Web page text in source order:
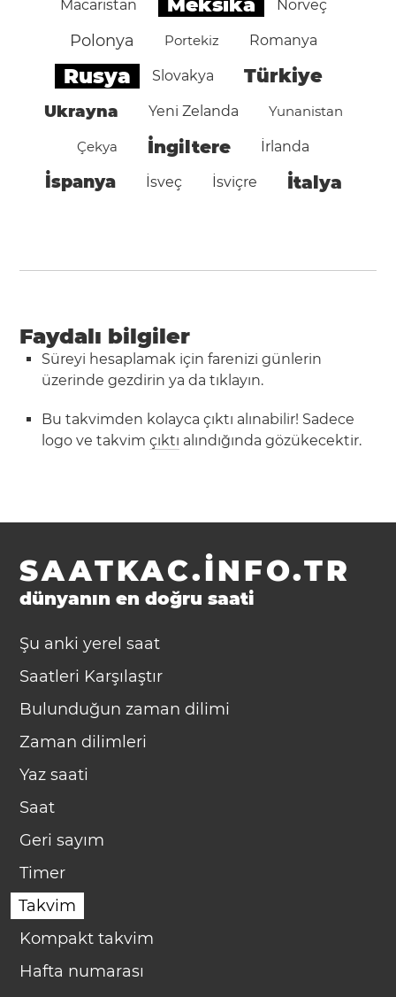
Macaristan Norveç
Polonya Portekiz Romanya
Rusya Slovakya Türkiye
Ukrayna Yeni Zelanda Yunanistan
Çekya İngiltere İrlanda
İspanya İsveç İsviçre İtalya
Faydalı bilgiler
Süreyi hesaplamak için farenizi günlerin
üzerinde gezdirin ya da tıklayın.
Bu takvimden kolayca çıktı alınabilir! Sadece
logo ve takvimçıktı alındığında gözükecektir.
SAATKAC.INFO.TR
dünyanın en doğru saati
Şu anki yerel saat
Saatleri Karşılaştır
Bulunduğun zaman dilimi
Zaman dilimleri
Yaz saati
Saat
Geri sayım
Timer
Takvim
Kompakt takvim
Hafta numarası